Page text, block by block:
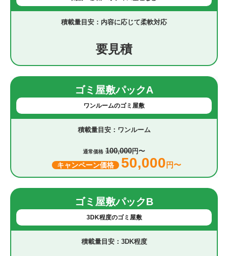
内容に応じて柔軟対応
要見積
ゴミ屋敷パックA
ワンルームのゴミ屋敷
ワンルーム
通常価格 100,000円〜
キャンペーン価格 50,000 円〜
ゴミ屋敷パックB
3DK程度のゴミ屋敷
3DK程度